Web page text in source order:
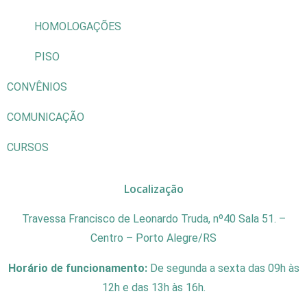
HOMOLOGAÇÕES
PISO
CONVÊNIOS
COMUNICAÇÃO
CURSOS
Localização
Travessa Francisco de Leonardo Truda, nº40 Sala 51. –
Centro – Porto Alegre/RS
Horário de funcionamento: De segunda a sexta das 09h às
12h e das 13h às 16h.